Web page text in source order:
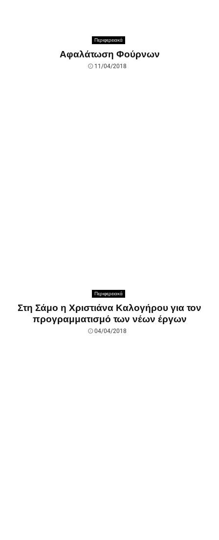
Περιφερειακά
Αφαλάτωση Φούρνων
11/04/2018
Περιφερειακά
Στη Σάμο η Χριστιάνα Καλογήρου για τον
προγραμματισμό των νέων έργων
04/04/2018